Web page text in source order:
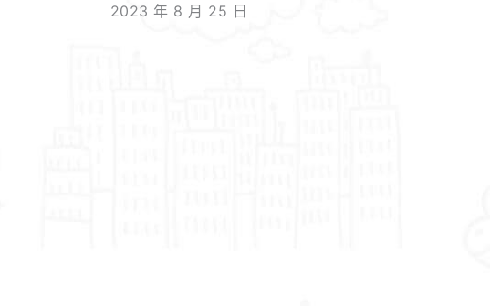
2023 年 8 月 25 日